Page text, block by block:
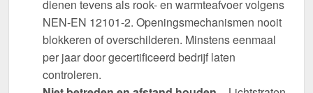
dienen tevens als rook- en warmteafvoer volgens
NEN-EN 12101-2. Openingsmechanismen nooit
blokkeren of overschilderen. Minstens eenmaal
per jaar door gecertificeerd bedrijf laten
controleren.